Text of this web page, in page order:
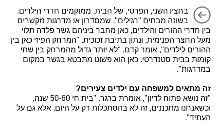
בחציו השני, הפרטי, של הבית, ממוקמים חדרי הילדים.
בשונה מבתים "רגילים", שמסדרון או מדרגות מקשרים
בין חדרי ההורים והילדים, כאן מחבר ביניהם גשר פלדה תלוי
מעל החצר הפנימית, ונתון בתיבת זכוכית. "המרחק הפיזי כאן בין
ההורים לילדים", אומר קדם, "לא יותר גדול מהמרחק בין שתי
קומות בבית סטנדרטי. כאן הוא פשוט מתבטא בגשר במקום
במדרגות".
זה מתאים למשפחה עם ילדים צעירים?
"זה נושא פתוח לדיון", אומרת ברגר. "בית חי 50-60 שנה,
וכשאנחנו מתכננים, זה לא בהסתכלות רק על היום, אלא גם על
העתיד".